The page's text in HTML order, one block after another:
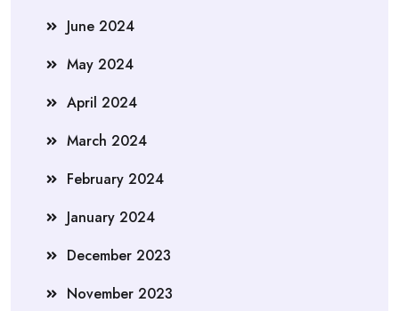
June 2024
May 2024
April 2024
March 2024
February 2024
January 2024
December 2023
November 2023